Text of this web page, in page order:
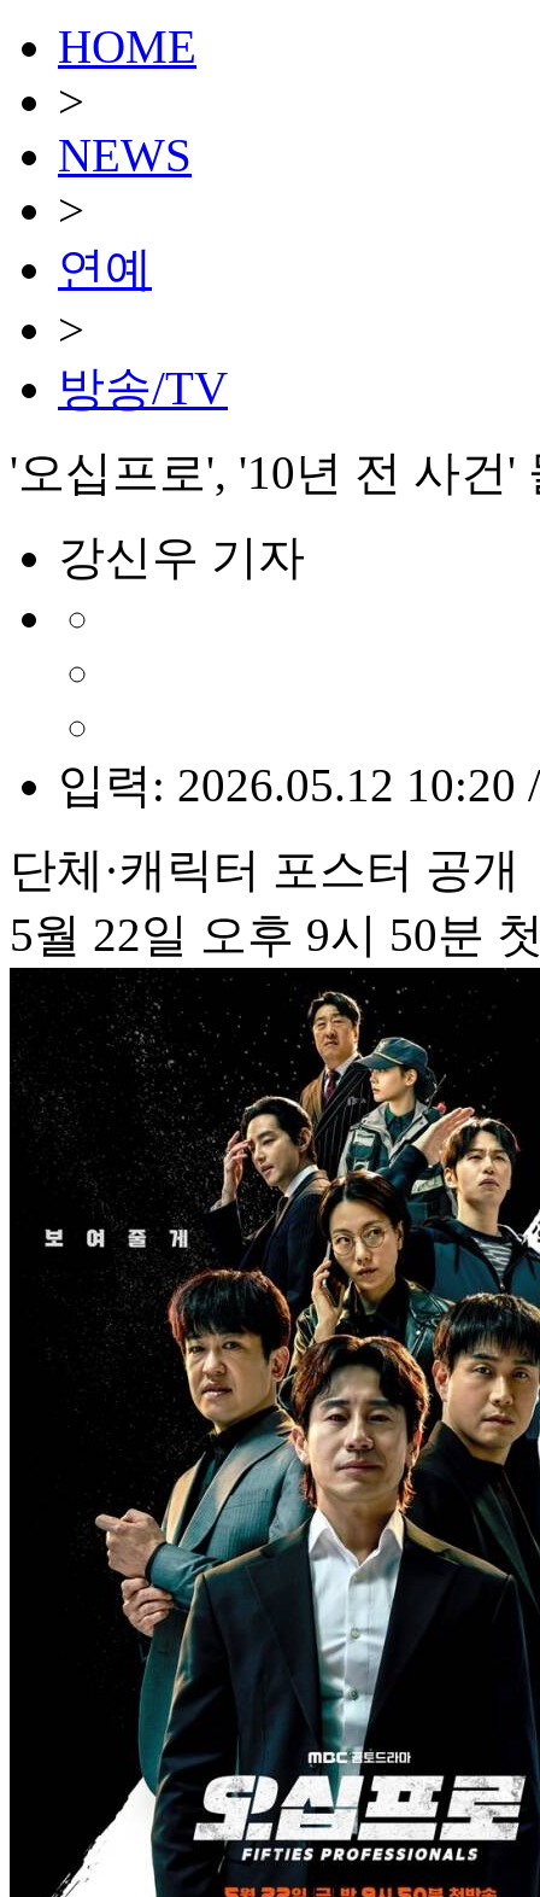
HOME
>
NEWS
>
연예
>
방송/TV
'오십프로', '10년 전 사건'
강신우 기자
입력: 2026.05.12 10:20
단체·캐릭터 포스터 공개
5월 22일 오후 9시 50분